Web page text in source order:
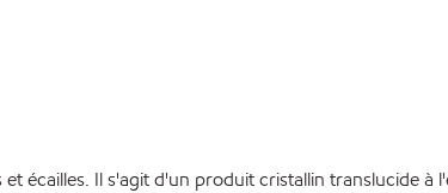
écailles. Il s'agit d'un produit cristallin translucide à